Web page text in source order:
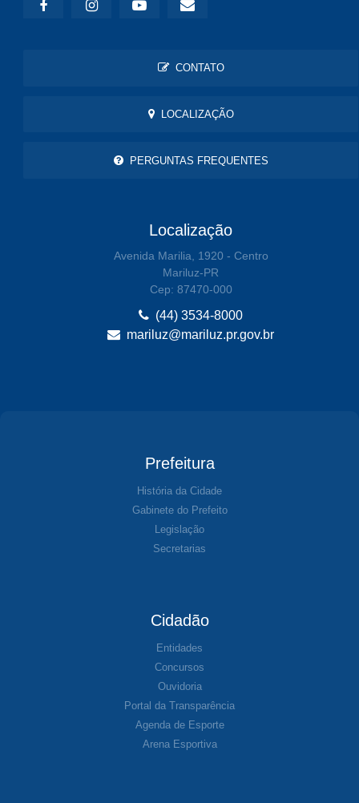
CONTATO
LOCALIZAÇÃO
PERGUNTAS FREQUENTES
Localização
Avenida Marilia, 1920 - Centro
Mariluz-PR
Cep: 87470-000
(44) 3534-8000
mariluz@mariluz.pr.gov.br
Prefeitura
História da Cidade
Gabinete do Prefeito
Legislação
Secretarias
Cidadão
Entidades
Concursos
Ouvidoria
Portal da Transparência
Agenda de Esporte
Arena Esportiva